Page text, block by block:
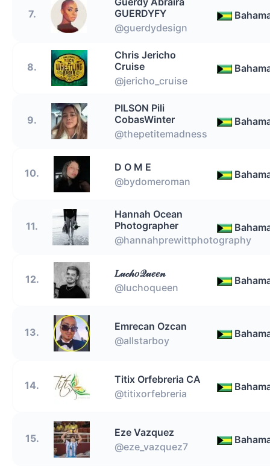
7.
GUERDYFY
@guerdydesign
8.
Chris Jericho
Cruise
@jericho_cruise
9.
PILSON Pili
CobasWinter
@thepetitemadness
10.
D O M E
@bydomeroman
11.
Hannah Ocean
Photographer
@hannahprewittphotography
12.
𝐿𝓊𝒸𝒽𝑜𝒬𝓊𝑒𝑒𝓃
@luchoqueen
13.
Emrecan Ozcan
@allstarboy
14.
Titix Orfebreria CA
@titixorfebreria
15.
Eze Vazquez
@eze_vazquez7